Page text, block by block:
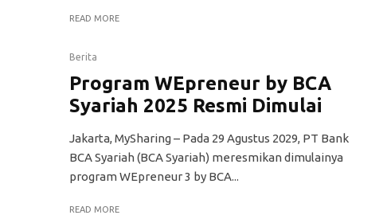
READ MORE
Berita
Program WEpreneur by BCA
Syariah 2025 Resmi Dimulai
Jakarta, MySharing – Pada 29 Agustus 2029, PT Bank
BCA Syariah (BCA Syariah) meresmikan dimulainya
program WEpreneur 3 by BCA...
READ MORE